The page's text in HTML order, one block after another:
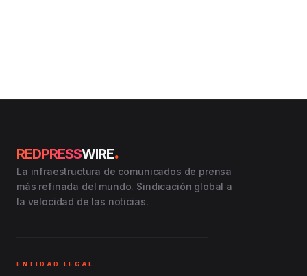
REDPRESSWIRE.
La infraestructura de comunicados de prensa
más refinada del mundo. Sindicación global a
la velocidad de las noticias.
ENTIDAD LEGAL